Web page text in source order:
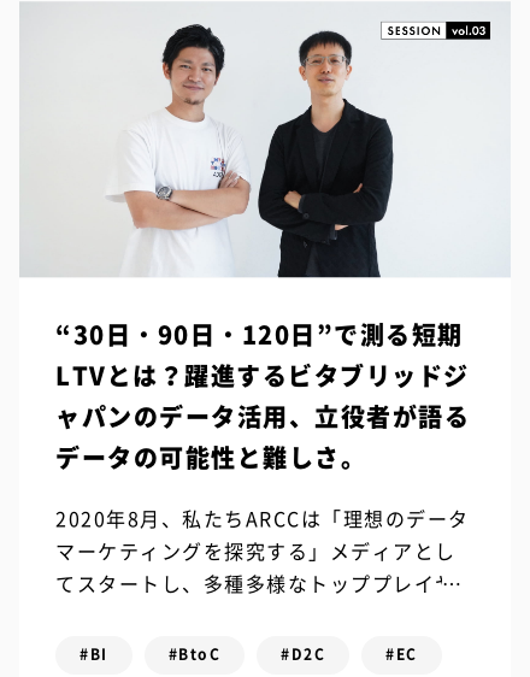
“30日・90日・120日”で測る短期
LTVとは？躍進するビタブリッドジ
ャパンのデータ活用、立役者が語る
データの可能性と難しさ。
2020年8月、私たちARCCは「理想のデータ
マーケティングを探究する」メディアとし
てスタートし、多種多様なトッププレイヤ
素晴らしく貴重な話でしたが、「もっと
#BI #BtoC #D2C #EC